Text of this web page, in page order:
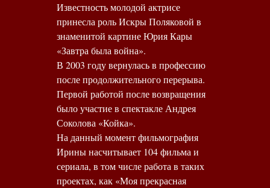
Известность молодой актрисе
принесла роль Искры Поляковой в
знаменитой картине Юрия Кары
«Завтра была война».
В 2003 году вернулась в профессию
после продолжительного перерыва.
Первой работой после возвращения
было участие в спектакле Андрея
Соколова «Койка».
На данный момент фильмография
Ирины насчитывает 104 фильма и
сериала, в том числе работа в таких
проектах, как «Моя прекрасная